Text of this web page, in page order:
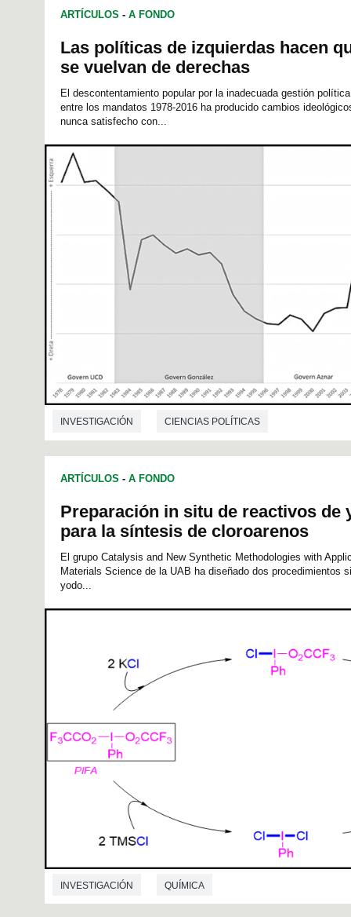
ARTÍCULOS - A FONDO
Las políticas de izquierdas hacen
se vuelvan de derechas
El descontentamiento popular por la inadecuada gestión
entre los mandatos 1978-2016 ha producido cambios
nunca satisfecho con...
INVESTIGACIÓN CIENCIAS POLÍTICAS
ARTÍCULOS - A FONDO
Preparación in situ de reactivos de
para la síntesis de cloroarenos
El grupo Catalysis and New Synthetic Methodologies with
Materials Science de la UAB ha diseñado dos procedimientos
yodo...
INVESTIGACIÓN QUÍMICA